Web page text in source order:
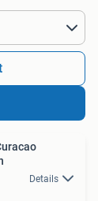
Details